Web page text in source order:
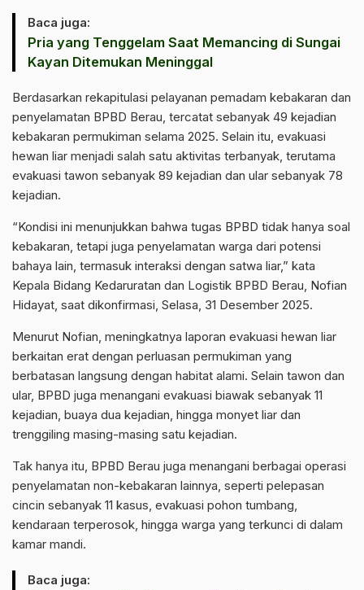
Baca juga:
Pria yang Tenggelam Saat Memancing di Sungai
Kayan Ditemukan Meninggal
Berdasarkan rekapitulasi pelayanan pemadam kebakaran dan
penyelamatan BPBD Berau, tercatat sebanyak 49 kejadian
kebakaran permukiman selama 2025. Selain itu, evakuasi
hewan liar menjadi salah satu aktivitas terbanyak, terutama
evakuasi tawon sebanyak 89 kejadian dan ular sebanyak 78
kejadian.
“Kondisi ini menunjukkan bahwa tugas BPBD tidak hanya soal
kebakaran, tetapi juga penyelamatan warga dari potensi
bahaya lain, termasuk interaksi dengan satwa liar,” kata
Kepala Bidang Kedaruratan dan Logistik BPBD Berau, Nofian
Hidayat, saat dikonfirmasi, Selasa, 31 Desember 2025.
Menurut Nofian, meningkatnya laporan evakuasi hewan liar
berkaitan erat dengan perluasan permukiman yang
berbatasan langsung dengan habitat alami. Selain tawon dan
ular, BPBD juga menangani evakuasi biawak sebanyak 11
kejadian, buaya dua kejadian, hingga monyet liar dan
trenggiling masing-masing satu kejadian.
Tak hanya itu, BPBD Berau juga menangani berbagai operasi
penyelamatan non-kebakaran lainnya, seperti pelepasan
cincin sebanyak 11 kasus, evakuasi pohon tumbang,
kendaraan terperosok, hingga warga yang terkunci di dalam
kamar mandi.
Baca juga: